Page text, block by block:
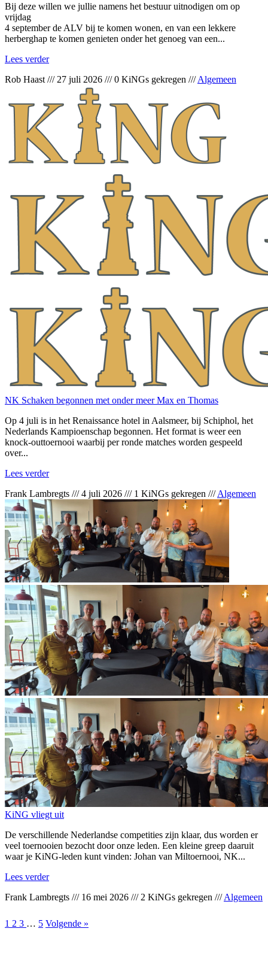
Bij deze willen we jullie namens het bestuur uitnodigen om op
vrijdag
4 september de ALV bij te komen wonen, en van een lekkere
herberghap te komen genieten onder het genoeg van een...
Lees verder
Rob Haast /// 27 juli 2026 ///0 KiNGs gekregen ///Algemeen
NK Schaken begonnen met onder meer Max en Thomas
Op 4 juli is in het Renaissance hotel in Aalsmeer, bij Schiphol, het
Nederlands Kampioenschap begonnen. Het format is weer een
knock-outtoernooi waarbij per ronde matches worden gespeeld
over...
Lees verder
Frank Lambregts ///4 juli 2026 /// 1 KiNGs gekregen ///Algemeen
KiNG vliegt uit
De verschillende Nederlandse competities zijn klaar, dus worden er
veel toernooien bezocht door onze leden. Een kleine greep daaruit
waar je KiNG-leden kunt vinden: Johan van Miltoernooi, NK...
Lees verder
Frank Lambregts /// 16 mei 2026 /// 2 KiNGs gekregen ///Algemeen
1 2 3 … 5 Volgende »